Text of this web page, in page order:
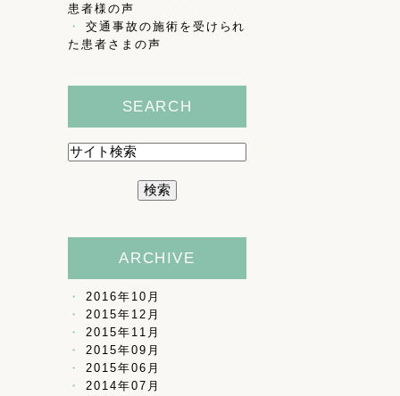
患者様の声
交通事故の施術を受けられ
た患者さまの声
SEARCH
ARCHIVE
2016年10月
2015年12月
2015年11月
2015年09月
2015年06月
2014年07月